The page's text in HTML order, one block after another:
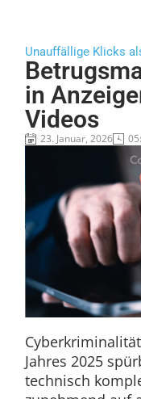
Unauffällige Klicks
in
Videos
23. Januar, 2026
Jahres 2025
technisch